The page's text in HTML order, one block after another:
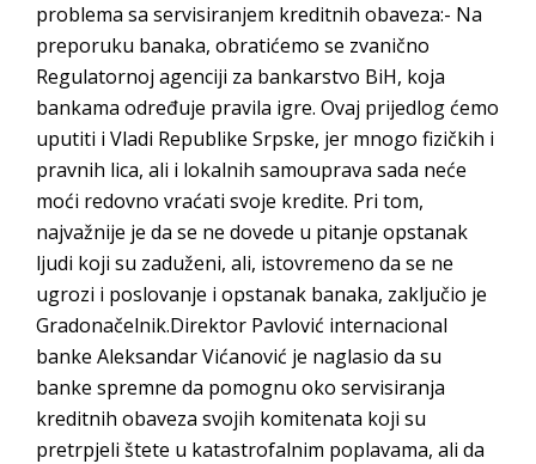
problema sa servisiranjem kreditnih obaveza:- Na
preporuku banaka, obratićemo se zvanično
Regulatornoj agenciji za bankarstvo BiH, koja
bankama određuje pravila igre. Ovaj prijedlog ćemo
uputiti i Vladi Republike Srpske, jer mnogo fizičkih i
pravnih lica, ali i lokalnih samouprava sada neće
moći redovno vraćati svoje kredite. Pri tom,
najvažnije je da se ne dovede u pitanje opstanak
ljudi koji su zaduženi, ali, istovremeno da se ne
ugrozi i poslovanje i opstanak banaka, zaključio je
Gradonačelnik.Direktor Pavlović internacional
banke Aleksandar Vićanović je naglasio da su
banke spremne da pomognu oko servisiranja
kreditnih obaveza svojih komitenata koji su
pretrpjeli štete u katastrofalnim poplavama, ali da